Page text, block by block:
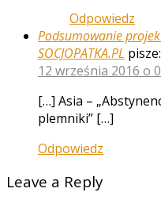
Odpowiedz
Podsumowanie
SOCJOPATKA.PL pisze:
12 września 2016 o
[…] Asia –
plemniki” […]
Odpowiedz
Leave a Reply